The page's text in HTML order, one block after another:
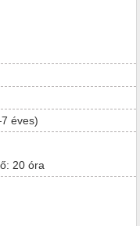
éves)
20 óra